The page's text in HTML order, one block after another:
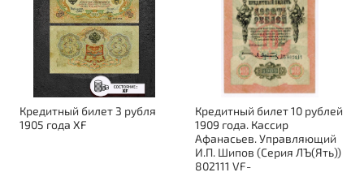
Кредитный билет 3 рубля
1905 года XF
Кредитный билет 10 рублей
1909 года. Кассир
Афанасьев. Управляющий
И.П. Шипов (Серия ЛЪ(Ять))
802111 VF-